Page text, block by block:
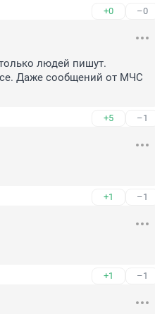
+0 –0
людей пишут.
Даже сообщений от МЧС
+5 –1
+1 –1
+1 –1